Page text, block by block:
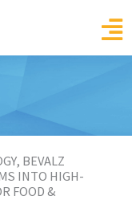
BEVALZ
INTO HIGH-
FOOD &